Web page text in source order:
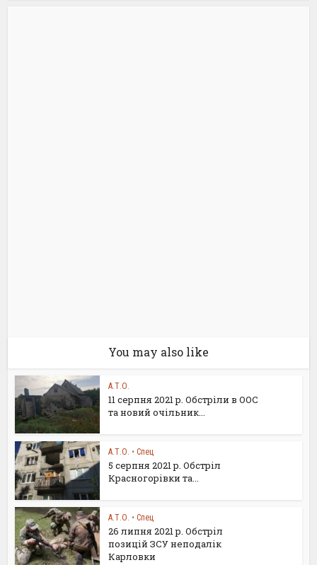
You may also like
А.Т.О.
11 серпня 2021 р. Обстріли в ООС
та новий очільник...
А.Т.О. • Спец
5 серпня 2021 р. Обстріл
Красногорівки та...
А.Т.О. • Спец
26 липня 2021 р. Обстріл
позицій ЗСУ неподалік
Карловки